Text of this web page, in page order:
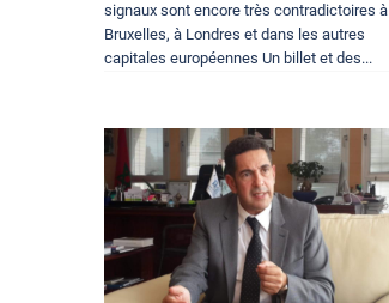
signaux sont encore très contradictoires à
Bruxelles, à Londres et dans les autres
capitales européennes Un billet et des...